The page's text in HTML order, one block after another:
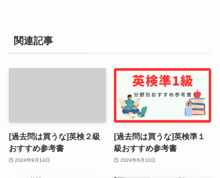
関連記事
[過去問は買うな]英検２級
おすすめ参考書
2024年9月14日
[過去問は買うな]英検準１
級おすすめ参考書
2024年6月10日